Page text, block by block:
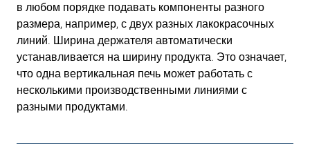
в любом порядке подавать компоненты разного
размера, например, с двух разных лакокрасочных
линий. Ширина держателя автоматически
устанавливается на ширину продукта. Это означает,
что одна вертикальная печь может работать с
несколькими производственными линиями с
разными продуктами.